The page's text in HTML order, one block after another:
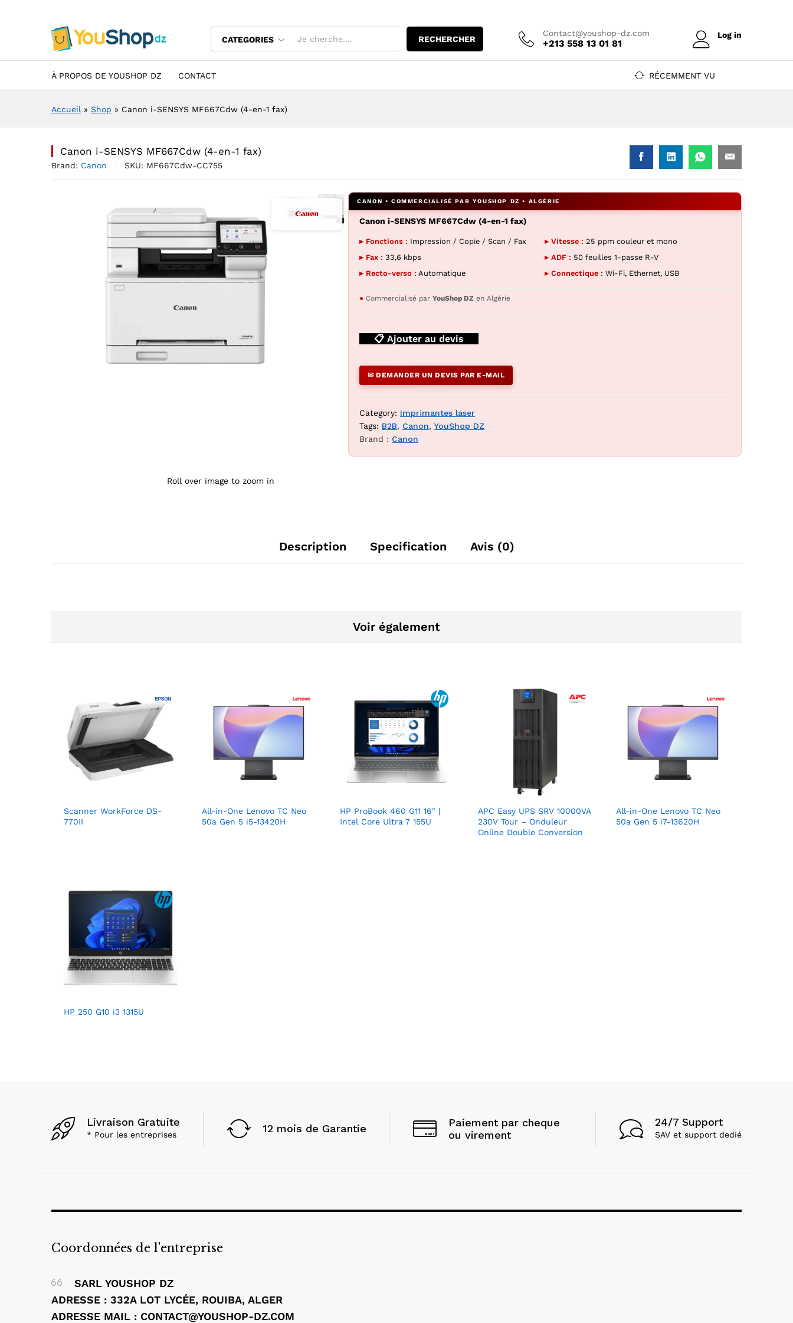
CATEGORIES RECHERCHER
Contact@youshop-dz.com
+213 558 13 01 81
Log in
À PROPOS DE YOUSHOP DZ CONTACT RÉCEMMENT VU
Accueil » Shop » Canon i-SENSYS MF667Cdw (4-en-1 fax)
Canon i-SENSYS MF667Cdw (4-en-1 fax)
Brand: Canon SKU: MF667Cdw-CC755
Agrandir l’image : Canon i-SENSYS MF667Cdw (4-en-1 fax) — YouShop DZ
Roll over image to zoom in
Canon i-SENSYS MF667Cdw (4-en-1 fax)
▸ Fonctions : Impression / Copie / Scan / Fax ▸ Vitesse : 25 ppm couleur et mono
▸ Fax : 33,6 kbps ▸ ADF : 50 feuilles 1-passe R-V
▸ Recto-verso : Automatique ▸ Connectique : Wi-Fi, Ethernet, USB
● Commercialisé parYouShop DZ en Algérie
📋 Ajouter au devis
✉ DEMANDER UN DEVIS PAR E-MAIL
Category: Imprimantes laser
Tags: B2B, Canon,YouShop DZ
Brand : Canon
Description Specification Avis (0)
Voir également
Scanner WorkForce DS-
770II
All-in-One Lenovo TC Neo
50a Gen 5 i5-13420H
HP ProBook 460 G11 16″ |
Intel Core Ultra 7 155U
APC Easy UPS SRV 10000VA
230V Tour – Onduleur
Online Double Conversion
All-in-One Lenovo TC Neo
50a Gen 5 i7-13620H
HP 250 G10 i3 1315U
Livraison Gratuite
* Pour les entreprises 12 mois de Garantie
Paiement par cheque
ou virement
24/7 Support
SAV et support dedié
Coordonnées de l'entreprise
SARL YOUSHOP DZ
ADRESSE : 332A LOT LYCÉE, ROUIBA, ALGER
ADRESSE MAIL : CONTACT@YOUSHOP-DZ.COM